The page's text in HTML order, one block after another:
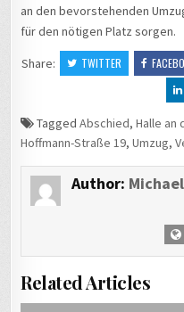
an den bevorstehenden
für den nötigen Platz sorgen.
Share:
TWITTER
TaggedAbschied,Halle an
Hoffmann-Straße 19,Umzug,
Author:
Related Articles